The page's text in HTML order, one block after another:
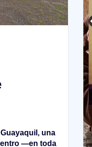
una
—en toda